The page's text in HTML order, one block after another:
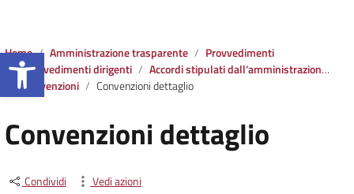
Apri la barra degli strumenti
Home Amministrazione trasparente
Provvedimenti
Provvedimenti dirigenti
Accordi stipulati dall‘amministrazione con soggetti privati o con altre amministrazioni pubbliche
Convenzioni
Convenzioni dettaglio
Convenzioni dettaglio
Condividi Vedi azioni